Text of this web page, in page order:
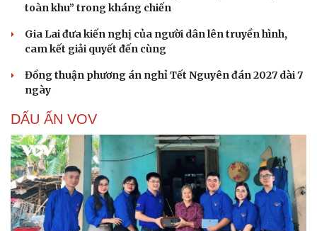
toàn khu” trong kháng chiến
Gia Lai đưa kiến nghị của người dân lên truyền hình,
cam kết giải quyết đến cùng
Đồng thuận phương án nghỉ Tết Nguyên đán 2027 dài 7
ngày
DẤU ẤN VOV